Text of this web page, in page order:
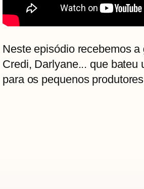
Neste episódio recebemos
Credi, Darlyane... que bateu
para os pequenos